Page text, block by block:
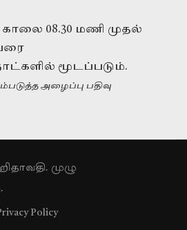
08.30 மணி முதல்
மூடப்படும்.
அழைப்பு பதிவு
முழு
Policy